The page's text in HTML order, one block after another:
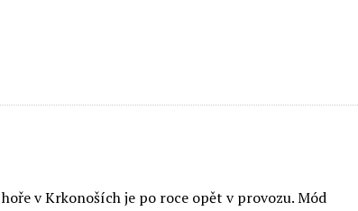
v Krkonoších je po roce opět v provozu. Mód